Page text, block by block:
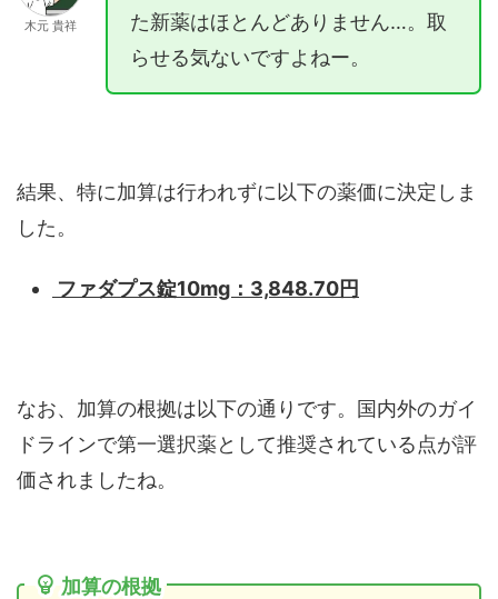
木元 貴祥
た新薬はほとんどありません…。取
らせる気ないですよねー。
結果、特に加算は行われずに以下の薬価に決定しま
した。
ファダプス錠10mg：3,848.70円
なお、加算の根拠は以下の通りです。国内外のガイ
ドラインで第一選択薬として推奨されている点が評
価されましたね。
加算の根拠